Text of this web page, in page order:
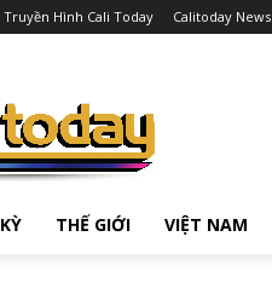
Truyền Hình Cali Today Calitoday News
THẾ GIỚI VIỆT NAM